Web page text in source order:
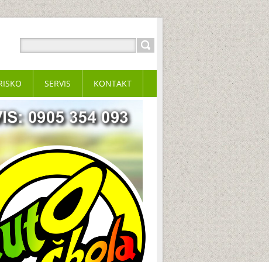
SERVIS KONTAKT